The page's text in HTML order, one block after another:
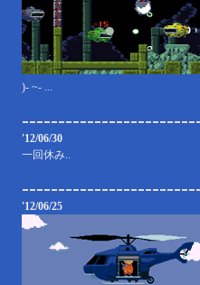
)- ~- ...
'12/06/30
一回休み..
'12/06/25